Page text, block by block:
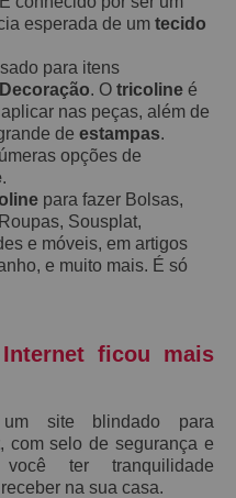
esperada de um tecido
para itens
Decoração. O tricoline é
nas peças, além de
de estampas.
opções de
.
para fazer Bolsas,
Sousplat,
e móveis, em artigos
e muito mais. É só
ficou mais
site blindado para
, com selo de segurança e
ter tranquilidade
na sua casa.